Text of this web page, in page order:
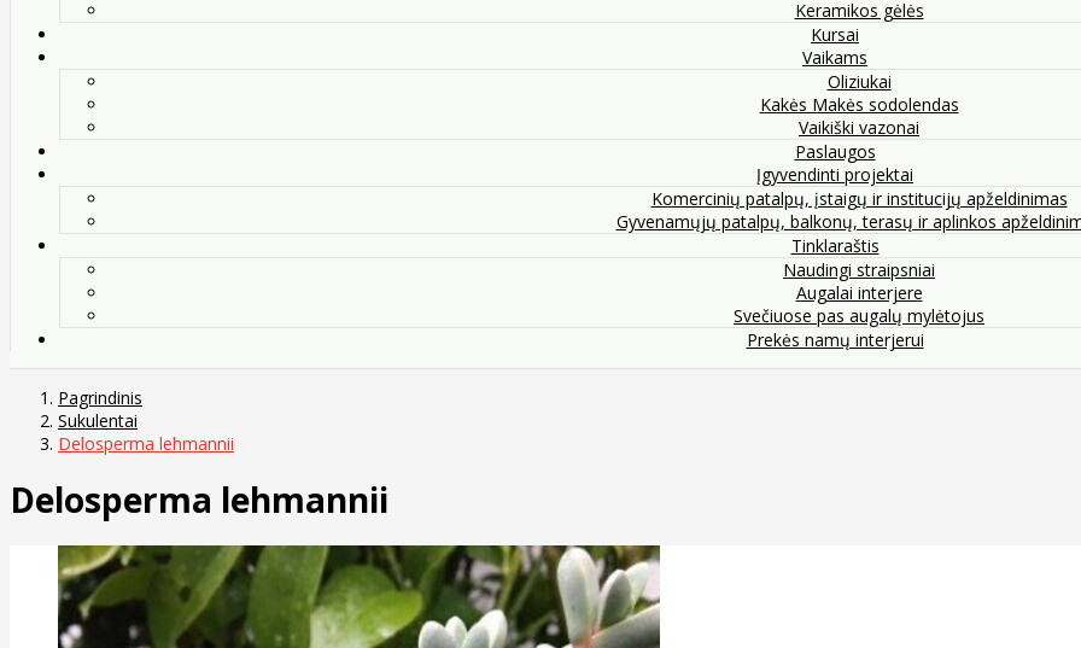
Keramikos gėlės
Kursai
Vaikams
Oliziukai
Kakės Makės sodolendas
Vaikiški vazonai
Paslaugos
Įgyvendinti projektai
Komercinių patalpų, įstaigų ir institucijų apželdinimas
Gyvenamųjų patalpų, balkonų, terasų ir aplinkos
Tinklaraštis
Naudingi straipsniai
Augalai interjere
Svečiuose pas augalų mylėtojus
Prekės namų interjerui
Pagrindinis
Sukulentai
Delosperma lehmannii
Delosperma lehmannii